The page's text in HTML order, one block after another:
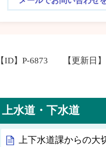
【ID】 P-6873 【更新日】
上水道・下水道
上下水道課からの大